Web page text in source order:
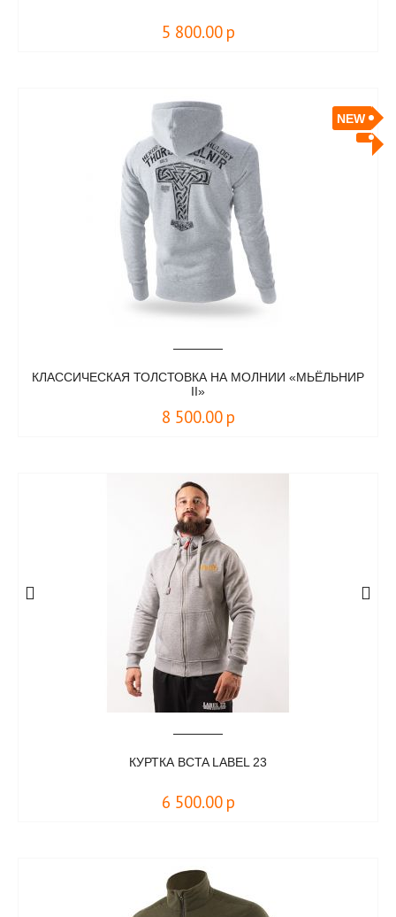
5 800.00 р
NEW
КЛАССИЧЕСКАЯ ТОЛСТОВКА НА МОЛНИИ «МЬЁЛЬНИР
II»
8 500.00 р
КУРТКА BCTA LABEL 23
6 500.00 р